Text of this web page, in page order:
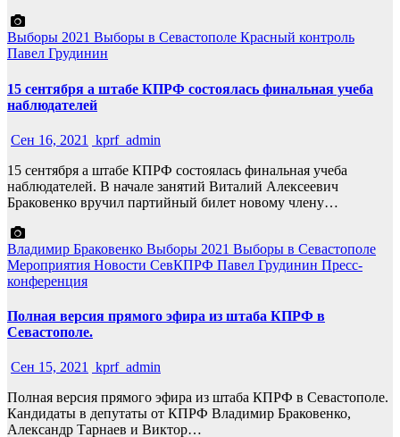
Выборы 2021 Выборы в Севастополе Красный контроль
Павел Грудинин
15 сентября а штабе КПРФ состоялась финальная учеба
наблюдателей
Сен 16, 2021
kprf_admin
15 сентября а штабе КПРФ состоялась финальная учеба
наблюдателей. В начале занятий Виталий Алексеевич
Браковенко вручил партийный билет новому члену…
Владимир Браковенко Выборы 2021 Выборы в Севастополе
Мероприятия Новости СевКПРФ Павел Грудинин Пресс-
конференция
Полная версия прямого эфира из штаба КПРФ в
Севастополе.
Сен 15, 2021 kprf_admin
Полная версия прямого эфира из штаба КПРФ в Севастополе.
Кандидаты в депутаты от КПРФ Владимир Браковенко,
Александр Тарнаев и Виктор…